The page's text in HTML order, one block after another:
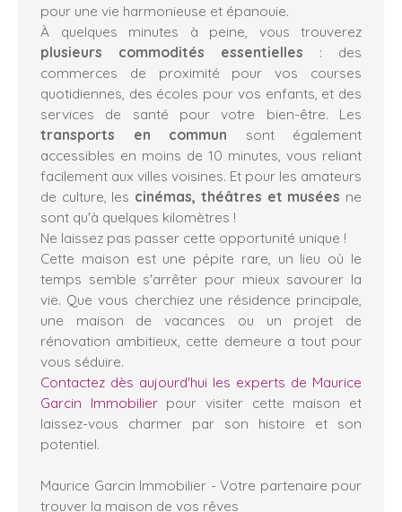
pour une vie harmonieuse et épanouie.
À quelques minutes à peine, vous trouverez
plusieurs commodités essentielles : des
commerces de proximité pour vos courses
quotidiennes, des écoles pour vos enfants, et des
services de santé pour votre bien-être. Les
transports en commun sont également
accessibles en moins de 10 minutes, vous reliant
facilement aux villes voisines. Et pour les amateurs
de culture, les cinémas, théâtres et musées ne
sont qu'à quelques kilomètres !
Ne laissez pas passer cette opportunité unique !
Cette maison est une pépite rare, un lieu où le
temps semble s'arrêter pour mieux savourer la
vie. Que vous cherchiez une résidence principale,
une maison de vacances ou un projet de
rénovation ambitieux, cette demeure a tout pour
vous séduire.
Contactez dès aujourd'hui les experts de Maurice
Garcin Immobilierpour visiter cette maison et
laissez-vous charmer par son histoire et son
potentiel.
Maurice Garcin Immobilier - Votre partenaire pour
trouver la maison de vos rêves